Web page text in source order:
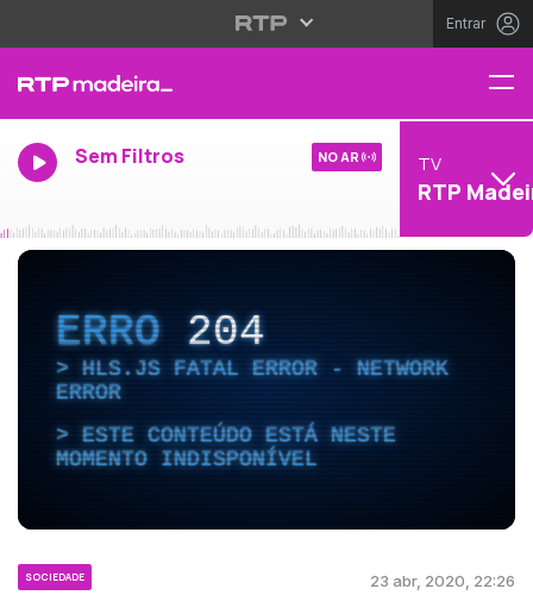
Entrar
Sem Filtros NO AR TV
RTP
ERRO204
HLS.JS FATAL ERROR - NETWORK
ERROR
ESTE CONTEÚDO ESTÁ NESTE
MOMENTO INDISPONÍVEL
SOCIEDADE 23 abr, 2020, 22:26